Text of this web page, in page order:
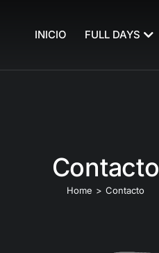
INICIO FULL DAYS
Contacto
Home Contacto